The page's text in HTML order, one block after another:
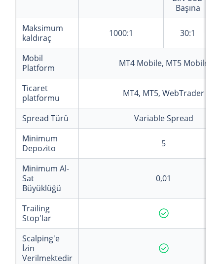
Başına
Maksimum
kaldıraç
1000:1 30:1
Mobil
Platform
MT4 Mobile, MT5 Mobile
Ticaret
platformu
MT4, MT5, WebTrader
Spread Türü
Variable Spread
Minimum
Depozito
5
Minimum Al-
Sat
Büyüklüğü
0,01
Trailing
Stop'lar
Scalping'e
İzin
Verilmektedir